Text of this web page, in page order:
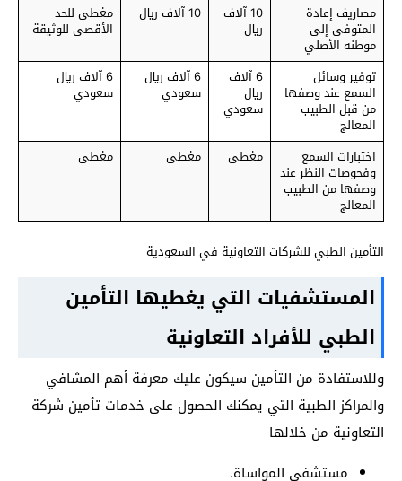
مصاريف إعادة
المتوفى إلى
موطنه الأصلي
10 آلاف
ريال
10 آلاف ريال مغطى للحد
الأقصى للوثيقة
توفير وسائل
السمع عند وصفها
من قبل الطبيب
المعالج
6 آلاف
ريال
سعودي
6 آلاف ريال
سعودي
6 آلاف ريال
سعودي
اختبارات السمع
وفحوصات النظر عند
وصفها من الطبيب
المعالج
مغطى مغطى مغطى
التأمين الطبي للشركات التعاونية في السعودية
المستشفيات التي يغطيها التأمين
الطبي للأفراد التعاونية
وللاستفادة من التأمين سيكون عليك معرفة أهم المشافي
والمراكز الطبية التي يمكنك الحصول على خدمات تأمين شركة
التعاونية من خلالها
مستشفى المواساة.